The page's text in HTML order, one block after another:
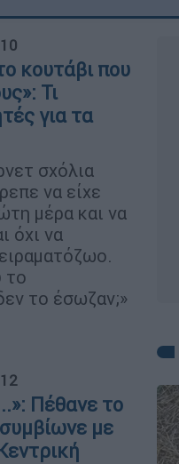
κουτάβι που
Τι
για τα
σχόλια
να είχε
μέρα και να
όχι να
το
το έσωζαν;»
Πέθανε το
με